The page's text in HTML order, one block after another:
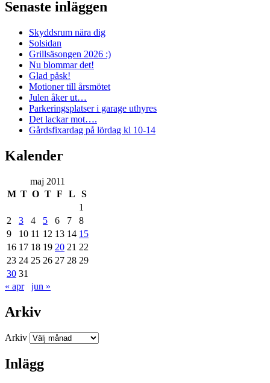
Senaste inläggen
Skyddsrum nära dig
Solsidan
Grillsäsongen 2026 :)
Nu blommar det!
Glad påsk!
Motioner till årsmötet
Julen åker ut…
Parkeringsplatser i garage uthyres
Det lackar mot….
Gårdsfixardag på lördag kl 10-14
Kalender
maj 2011
M T O T F L
S
1
2
3 4 5 6 7
8
9
10 11 12 13 14 15
16 17 18 19 20 21 22
23 24 25 26 27 28 29
30 31
« apr
jun »
Arkiv
Arkiv
Inlägg